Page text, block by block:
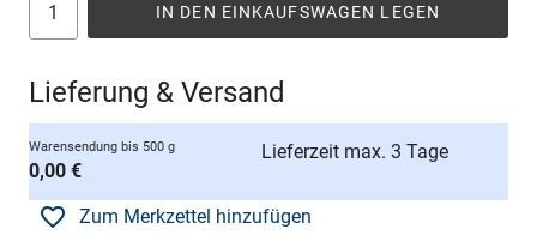
IN DEN EINKAUFSWAGEN LEGEN
Lieferung & Versand
Warensendung bis 500 g
0,00 €
Lieferzeit max. 3 Tage
Zum Merkzettel hinzufügen